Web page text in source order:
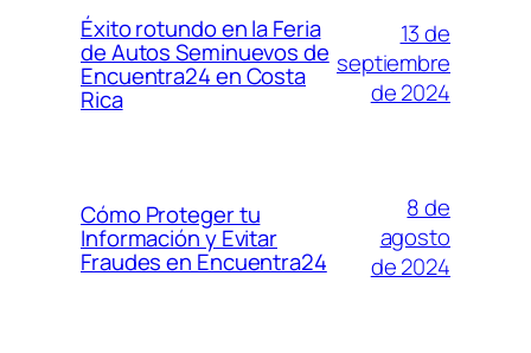
Éxito rotundo en la Feria
de Autos Seminuevos de
Encuentra24 en Costa
Rica
13 de
septiembre
de 2024
Cómo Proteger tu
Información y Evitar
Fraudes en Encuentra24
8 de
agosto
de 2024